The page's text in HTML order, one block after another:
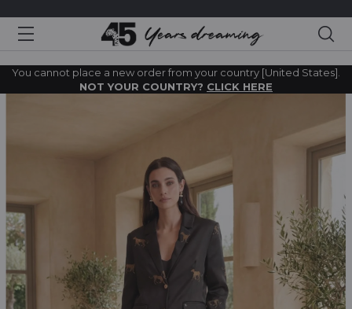
You cannot place a new order from your country [United States].
NOT YOUR COUNTRY? CLICK HERE